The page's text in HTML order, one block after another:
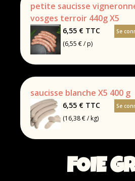
petite saucisse
vosges terroir 440g X5
6,55 € TTC
(6,55 € / p)
Se
saucisse blanche X5 400 g
6,55 € TTC
(16,38 € / kg)
Se
FOIE